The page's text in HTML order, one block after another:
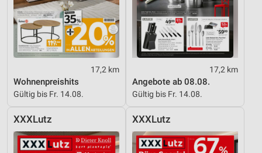
17,2 km
Wohnenpreishits
Gültig bis Fr. 14.08.
17,2 km
Angebote ab 08.08.
Gültig bis Fr. 14.08.
XXXLutz XXXLutz